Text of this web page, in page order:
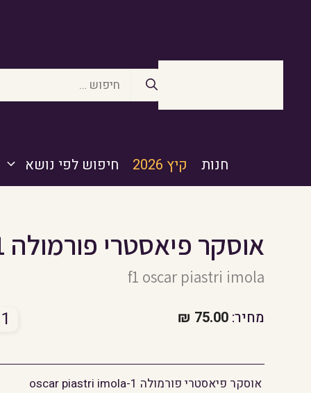
חנות קיץ 2026 חיפוש לפי נושא
אוסקר פיאסטרי פורמולה 1
f1 oscar piastri imola
מחיר: 75.00
₪
אוסקר פיאסטרי פורמולה 1-oscar piastri imola